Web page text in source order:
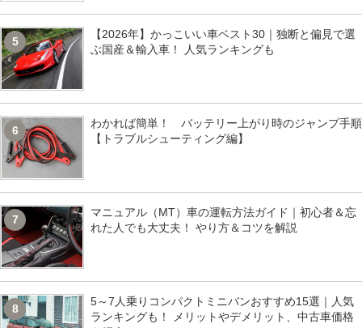
5
【2026年】かっこいい車ベスト30｜独断と偏見で選
ぶ国産＆輸入車！ 人気ランキングも
6
わかれば簡単！ バッテリー上がり時のジャンプ手順
【トラブルシューティング編】
7
マニュアル（MT）車の運転方法ガイド｜初心者＆忘
れた人でも大丈夫！ やり方＆コツを解説
8
5～7人乗りコンパクトミニバンおすすめ15選｜人気
ランキングも！ メリットやデメリット、中古車価格